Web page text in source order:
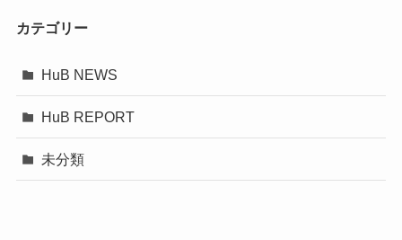
カテゴリー
HuB NEWS
HuB REPORT
未分類